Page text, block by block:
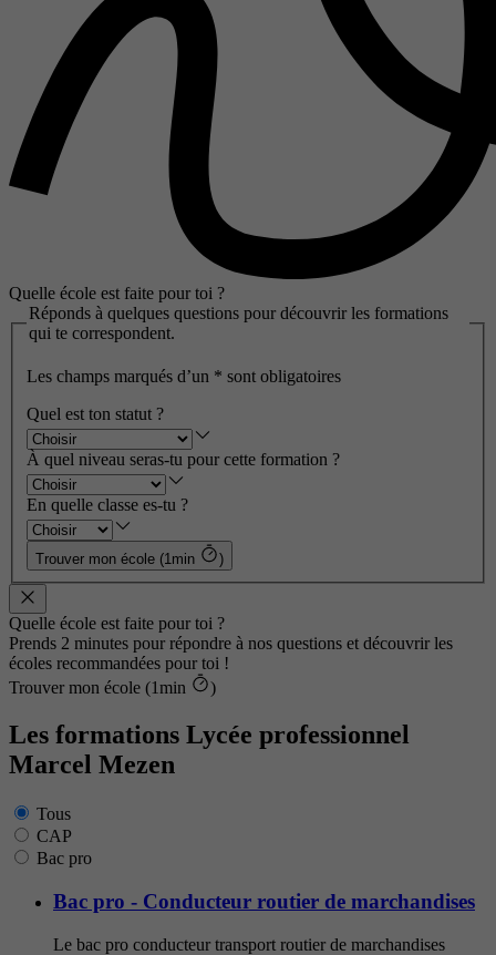
Quelle école est faite pour toi ?
Réponds à quelques questions pour découvrir les formations
qui te correspondent.
Les champs marqués d’un * sont obligatoires
Quel est ton statut ?
À quel niveau seras-tu pour cette formation ?
En quelle classe es-tu ?
Trouver mon école (1min )
Quelle école est faite pour toi ?
Prends 2 minutes pour répondre à nos questions et découvrir les
écoles recommandées pour toi !
Trouver mon école (1min
)
Les formations Lycée professionnel
Marcel Mezen
Tous
CAP
Bac pro
Bac pro - Conducteur routier de marchandises
Le bac pro conducteur transport routier de marchandises